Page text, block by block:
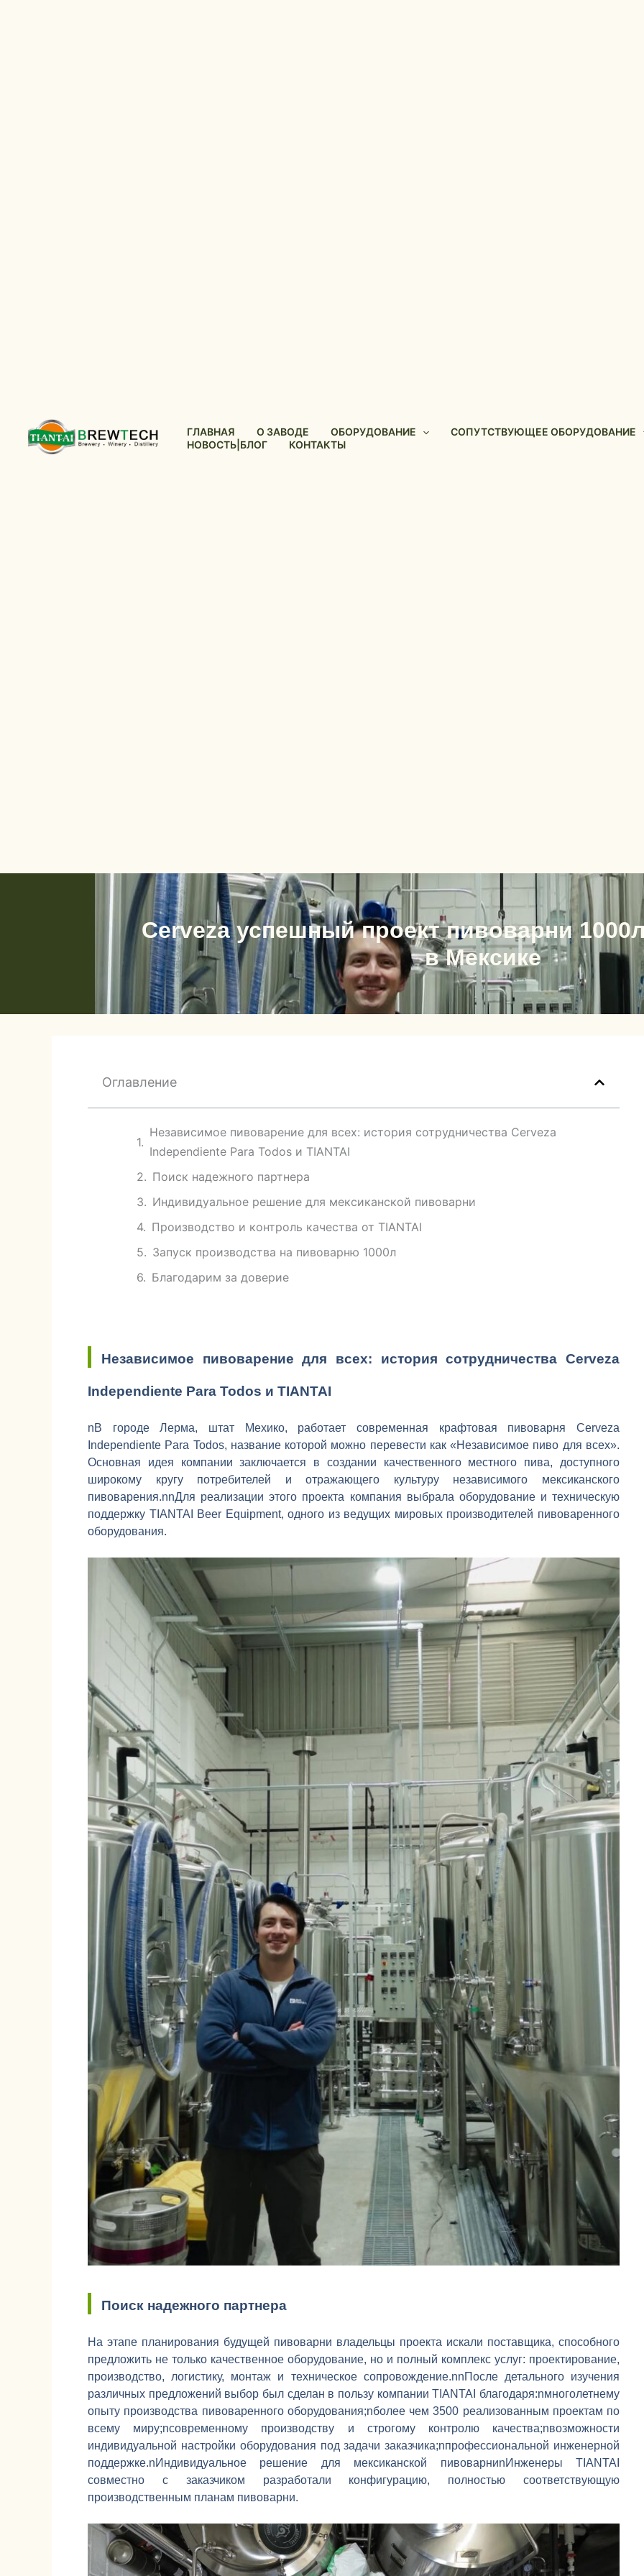
ГЛАВНАЯ О ЗАВОДЕ ОБОРУДОВАНИЕ СОПУТСТВУЮЩЕЕ ОБОРУДОВАНИЕ
НОВОСТЬ|БЛОГ
КОНТАКТЫ
Cerveza успешный проект пивоварни
в Мексике
Оглавление
Независимое пивоварение для всех: история сотрудничества Cerveza
Independiente Para Todos и TIANTAI
Поиск надежного партнера
Индивидуальное решение для мексиканской пивоварни
Производство и контроль качества от TIANTAI
Запуск производства на пивоварню 1000л
Благодарим за доверие
Независимое пивоварение для всех: история сотрудничества Cerveza
Independiente Para Todos и TIANTAI
nВ городе Лерма, штат Мехико, работает современная крафтовая пивоварня Cerveza
Independiente Para Todos, название которой можно перевести как «Независимое пиво для всех».
Основная идея компании заключается в создании качественного местного пива, доступного
широкому кругу потребителей и отражающего культуру независимого мексиканского
пивоварения.nnДля реализации этого проекта компания выбрала оборудование и техническую
поддержку TIANTAI Beer Equipment, одного из ведущих мировых производителей пивоваренного
оборудования.
Поиск надежного партнера
На этапе планирования будущей пивоварни владельцы проекта искали поставщика, способного
предложить не только качественное оборудование, но и полный комплекс услуг: проектирование,
производство, логистику, монтаж и техническое сопровождение.nnПосле детального изучения
различных предложений выбор был сделан в пользу компании TIANTAI благодаря:nмноголетнему
опыту производства пивоваренного оборудования;nболее чем 3500 реализованным проектам по
всему миру;nсовременному производству и строгому контролю качества;nвозможности
индивидуальной настройки оборудования под задачи заказчика;nпрофессиональной инженерной
поддержке.nИндивидуальное решение для мексиканской пивоварниnИнженеры TIANTAI
совместно с заказчиком разработали конфигурацию, полностью соответствующую
производственным планам пивоварни.